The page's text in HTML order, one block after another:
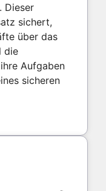
Dieser
sichert,
über das
die
Aufgaben
sicheren